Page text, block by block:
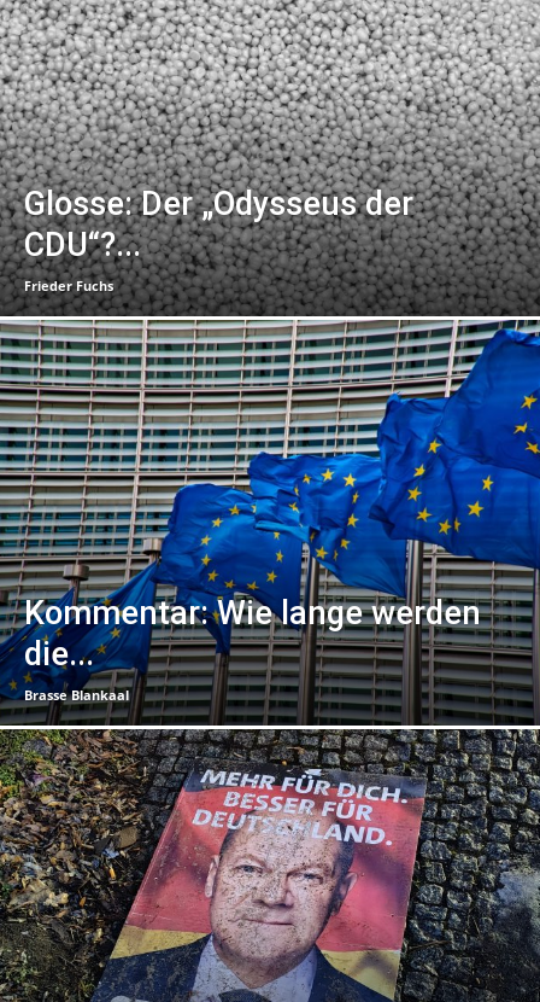
Glosse: Der „Odysseus der
CDU“?...
Frieder Fuchs
Kommentar: Wie lange werden
die...
Brasse Blankaal